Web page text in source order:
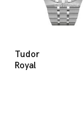
Tudor
Royal